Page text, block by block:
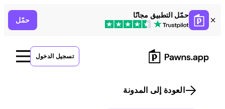
Skip
to
content
حمّل التطبيق مجانًا
حمّل
تسجيل الدخول
العودة إلى المدونة